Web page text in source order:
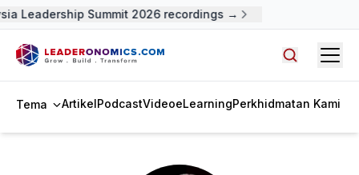
Leadership Summit 2026 recordings →
Tema ArtikelPodcastVideoeLearningPerkhidmatan Kami